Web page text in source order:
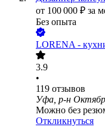
от 100 000 ₽ за
Без опыта
LORENA -
3.9
•
119 отзывов
Уфа, р-н
Можно без
Откликнуться